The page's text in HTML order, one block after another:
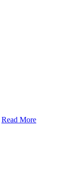
Read More